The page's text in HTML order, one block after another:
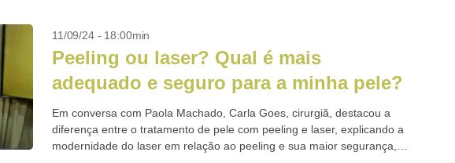
11/09/24 - 18:00min
Peeling ou laser? Qual é mais
adequado e seguro para a minha pele?
Em conversa com Paola Machado, Carla Goes, cirurgiã, destacou a
diferença entre o tratamento de pele com peeling e laser, explicando a
modernidade do laser em relação ao peeling e sua maior segurança,